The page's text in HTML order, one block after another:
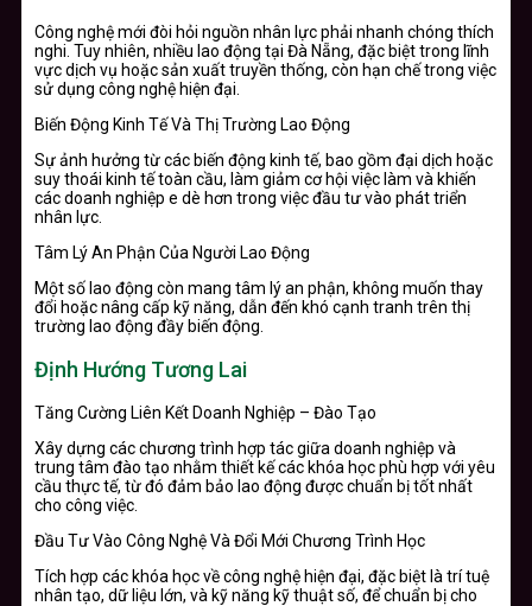
Công nghệ mới đòi hỏi nguồn nhân lực phải nhanh chóng thích
nghi. Tuy nhiên, nhiều lao động tại Đà Nẵng, đặc biệt trong lĩnh
vực dịch vụ hoặc sản xuất truyền thống, còn hạn chế trong việc
sử dụng công nghệ hiện đại.
Biến Động Kinh Tế Và Thị Trường Lao Động
Sự ảnh hưởng từ các biến động kinh tế, bao gồm đại dịch hoặc
suy thoái kinh tế toàn cầu, làm giảm cơ hội việc làm và khiến
các doanh nghiệp e dè hơn trong việc đầu tư vào phát triển
nhân lực.
Tâm Lý An Phận Của Người Lao Động
Một số lao động còn mang tâm lý an phận, không muốn thay
đổi hoặc nâng cấp kỹ năng, dẫn đến khó cạnh tranh trên thị
trường lao động đầy biến động.
Định Hướng Tương Lai
Tăng Cường Liên Kết Doanh Nghiệp – Đào Tạo
Xây dựng các chương trình hợp tác giữa doanh nghiệp và
trung tâm đào tạo nhằm thiết kế các khóa học phù hợp với yêu
cầu thực tế, từ đó đảm bảo lao động được chuẩn bị tốt nhất
cho công việc.
Đầu Tư Vào Công Nghệ Và Đổi Mới Chương Trình Học
Tích hợp các khóa học về công nghệ hiện đại, đặc biệt là trí tuệ
nhân tạo, dữ liệu lớn, và kỹ năng kỹ thuật số, để chuẩn bị cho